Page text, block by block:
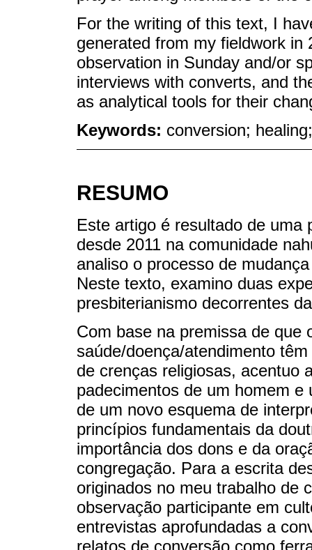
For the writing of this text, I
generated from my fieldwork in
observation in Sunday and/or
interviews with converts, and
as analytical tools for their
Keywords: conversion;
RESUMO
Este artigo é resultado de uma
desde 2011 na comunidade
analiso o processo de
Neste texto, examino duas
presbiterianismo decorrentes
Com base na premissa de que
saúde/doença/atendimento
de crenças religiosas, acentuo
padecimentos de um homem
de um novo esquema de
princípios fundamentais da
importância dos dons e da
congregação. Para a escrita
originados no meu trabalho de
observação participante em
entrevistas aprofundadas a